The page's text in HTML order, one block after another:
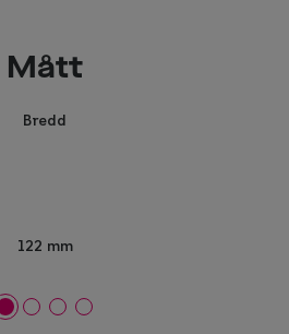
Mått
Bredd
122 mm